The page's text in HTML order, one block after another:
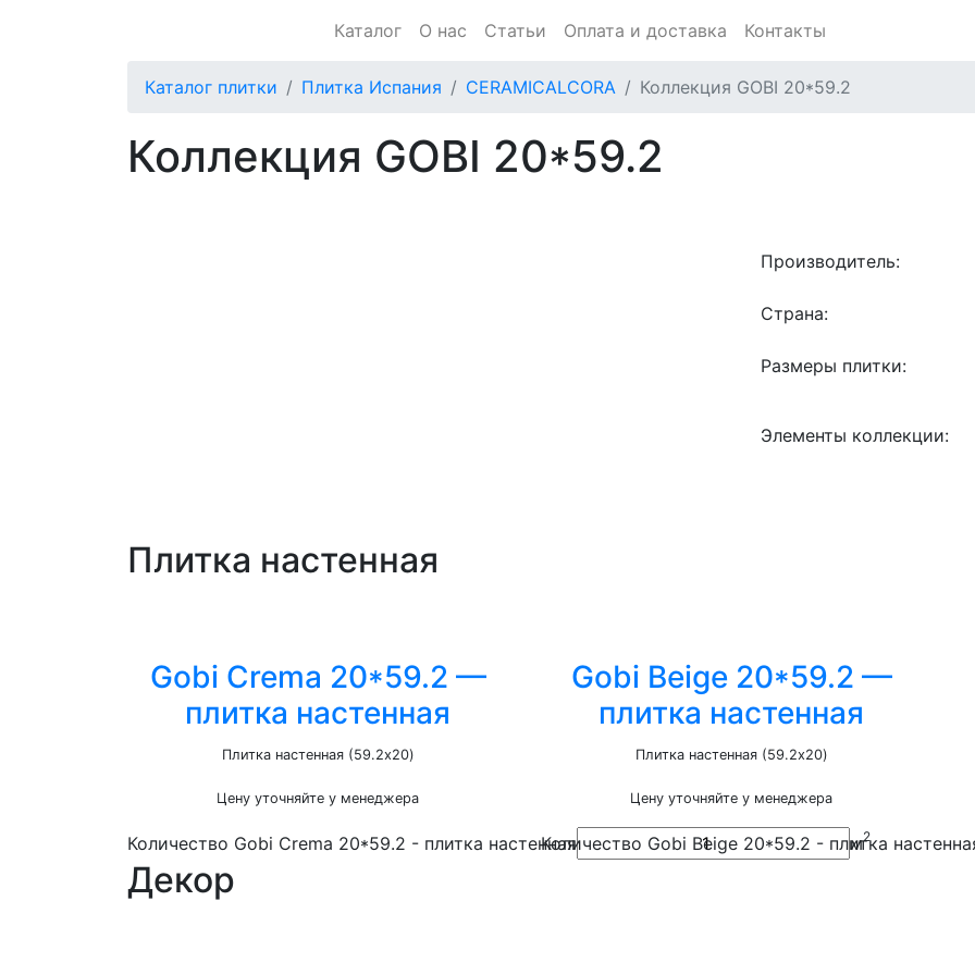
Каталог О нас Статьи Оплата и доставка Контакты
Каталог плитки Плитка Испания CERAMICALCORA Коллекция GOBI 20*59.2
Коллекция GOBI 20*59.2
Производитель:
Страна:
Размеры плитки:
Элементы коллекции:
Плитка настенная
Gobi Crema 20*59.2 —
плитка настенная
Плитка настенная (59.2x20)
Цену уточняйте у менеджера
Количество Gobi Crema 20*59.2 - плитка настенная м2
Добавить
Gobi Beige 20*59.2 —
плитка настенная
Плитка настенная (59.2x20)
Цену уточняйте у менеджера
Количество Gobi Beige 20*59.2 - плитка
Декор